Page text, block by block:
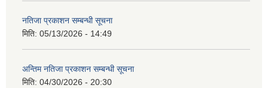
नतिजा प्रकाशन सम्बन्धी सूचना
मिति: 05/13/2026 - 14:49
अन्तिम नतिजा प्रकाशन सम्बन्धी सूचना
मिति: 04/30/2026 - 20:30